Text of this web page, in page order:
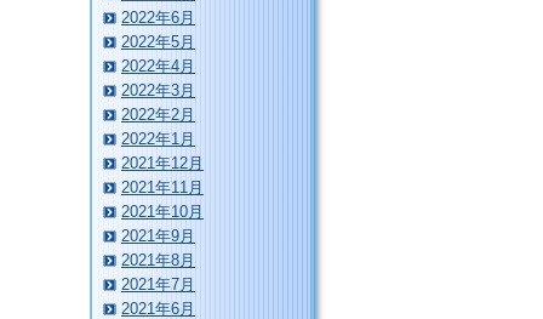
2022年6月
2022年5月
2022年4月
2022年3月
2022年2月
2022年1月
2021年12月
2021年11月
2021年10月
2021年9月
2021年8月
2021年7月
2021年6月